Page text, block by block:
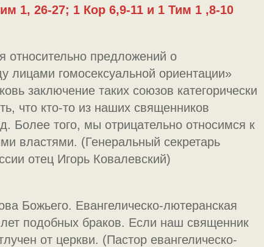
1, 26-27; 1 Кор 6,9-11 и 1 Тим 1 ,8-10
относительно предложений о
лицами гомосексуальной ориентации»
заключение таких союзов категорически
что кто-то из наших священников
Более того, мы отрицательно относимся к
властями. (Генеральный секретарь
отец Игорь Ковалевский)
Божьего. Евангелическо-лютеранская
подобных браков. Если наш священник
от церкви. (Пастор евангелическо-